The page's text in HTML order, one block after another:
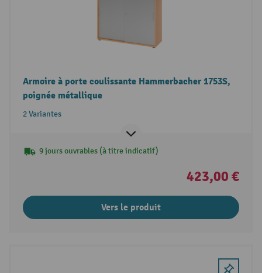
Armoire à porte coulissante Hammerbacher 1753S,
poignée métallique
2 Variantes
9 jours ouvrables (à titre indicatif)
423,00 €
Vers le produit